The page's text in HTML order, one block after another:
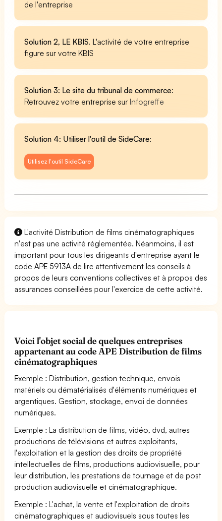
de l'entreprise
Solution 2, LE KBIS. L'activité de votre entreprise
figure sur votre KBIS
Solution 3: Le site du tribunal de commerce:
Retrouvez votre entreprise surInfogreffe
Solution 4: Utiliser l'outil de SideCare:
Utilisez l'outil SideCare
L'activité Distribution de films cinématographiques
n'est pas une activité réglementée. Néanmoins, il est
important pour tous les dirigeants d'entreprise ayant le
code APE 5913A de lire attentivement les conseils à
propos de leurs conventions collectives et à propos des
assurances conseillées pour l'exercice de cette activité.
Voici l'objet social de quelques entreprises
appartenant au code APE Distribution de films
cinématographiques
Exemple : Distribution, gestion technique, envois
matériels ou dématérialisés d'éléments numériques et
argentiques. Gestion, stockage, envoi de données
numériques.
Exemple : La distribution de films, vidéo, dvd, autres
productions de télévisions et autres exploitants,
l'exploitation et la gestion des droits de propriété
intellectuelles de films, productions audiovisuelle, pour
leur distribution, les prestations de tournage et de post
production audiovisuelle et cinématographique.
Exemple : L'achat, la vente et l'exploitation de droits
cinématographiques et audiovisuels sous toutes les